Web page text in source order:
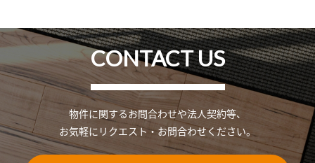
CONTACT US
物件に関するお問合わせや法人契約等、
お気軽にリクエスト・お問合わせください。